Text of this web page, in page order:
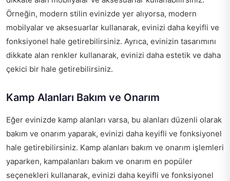
Örneğin, modern stilin evinizde yer alıyorsa, modern
mobilyalar ve aksesuarlar kullanarak, evinizi daha keyifli ve
fonksiyonel hale getirebilirsiniz. Ayrıca, evinizin tasarımını
dikkate alan renkler kullanarak, evinizi daha estetik ve daha
çekici bir hale getirebilirsiniz.
Kamp Alanları Bakım ve Onarım
Eğer evinizde kamp alanları varsa, bu alanları düzenli olarak
bakım ve onarım yaparak, evinizi daha keyifli ve fonksiyonel
hale getirebilirsiniz. Kamp alanları bakım ve onarım işlemleri
yaparken, kampalanları bakım ve onarım en popüler
seçenekleri kullanarak, evinizi daha keyifli ve fonksiyonel